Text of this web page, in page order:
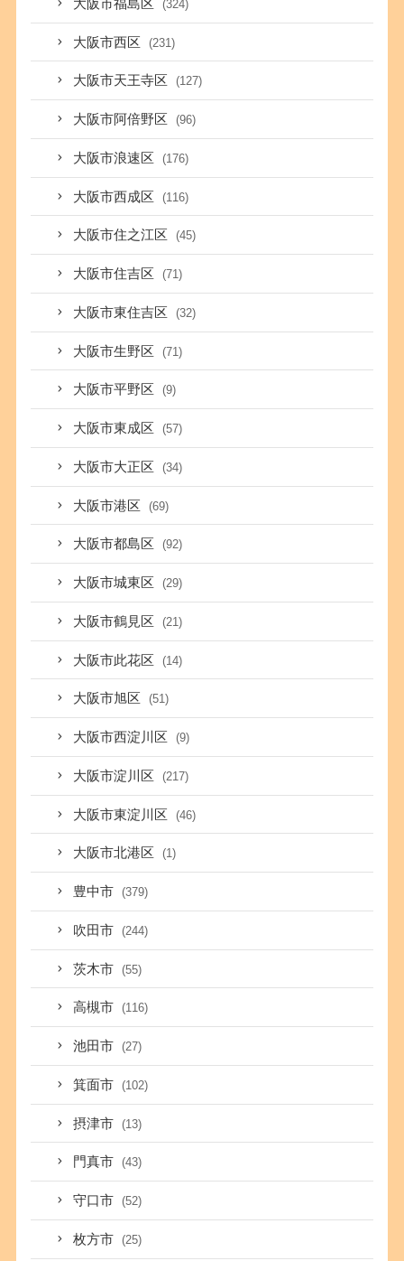
大阪市福島区 (324)
大阪市西区 (231)
大阪市天王寺区 (127)
大阪市阿倍野区 (96)
大阪市浪速区 (176)
大阪市西成区 (116)
大阪市住之江区 (45)
大阪市住吉区 (71)
大阪市東住吉区 (32)
大阪市生野区 (71)
大阪市平野区 (9)
大阪市東成区 (57)
大阪市大正区 (34)
大阪市港区 (69)
大阪市都島区 (92)
大阪市城東区 (29)
大阪市鶴見区 (21)
大阪市此花区 (14)
大阪市旭区 (51)
大阪市西淀川区 (9)
大阪市淀川区 (217)
大阪市東淀川区 (46)
大阪市北港区 (1)
豊中市 (379)
吹田市 (244)
茨木市 (55)
高槻市 (116)
池田市 (27)
箕面市 (102)
摂津市 (13)
門真市 (43)
守口市 (52)
枚方市 (25)